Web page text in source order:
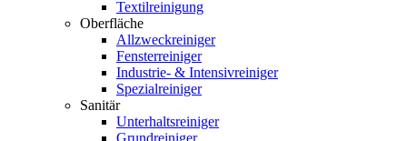
Textilreinigung
Oberfläche
Allzweckreiniger
Fensterreiniger
Industrie- & Intensivreiniger
Spezialreiniger
Sanitär
Unterhaltsreiniger
Grundreiniger